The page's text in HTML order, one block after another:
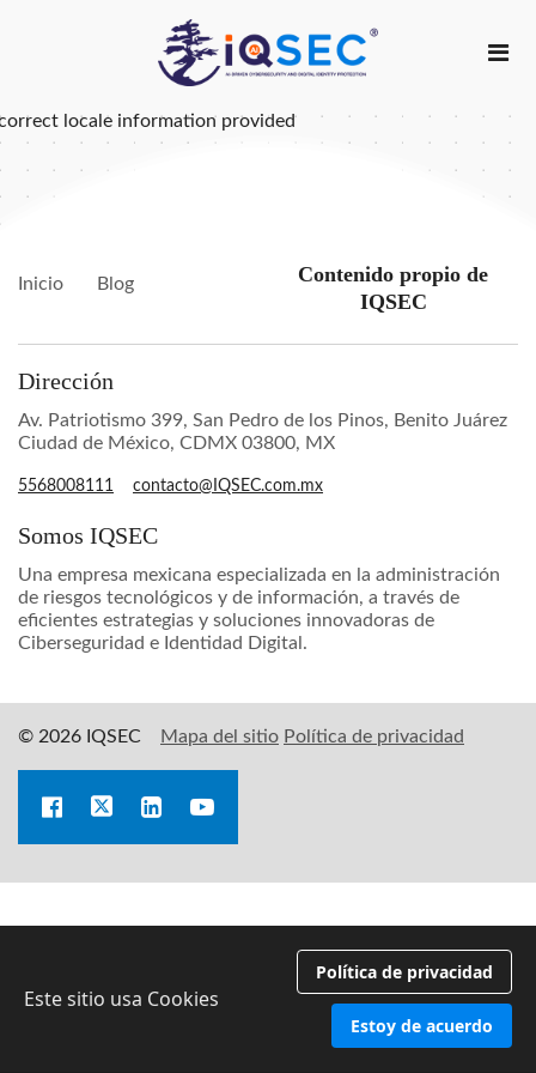
locale information provided
Inicio Blog
Contenido propio de
IQSEC
Dirección
Av. Patriotismo 399, San Pedro de los Pinos, Benito Juárez
Ciudad de México, CDMX 03800, MX
5568008111 contacto@IQSEC.com.mx
Somos IQSEC
Una empresa mexicana especializada en la administración
de riesgos tecnológicos y de información, a través de
eficientes estrategias y soluciones innovadoras de
Ciberseguridad e Identidad Digital.
© 2026 IQSEC Mapa del sitio Política de privacidad
Este sitio usa Cookies
Política de privacidad
Estoy de acuerdo